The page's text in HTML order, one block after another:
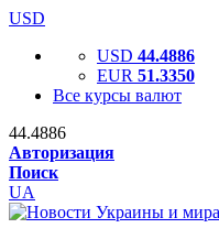
USD
USD 44.4886
EUR 51.3350
Все курсы валют
44.4886
Авторизация
Поиск
UA